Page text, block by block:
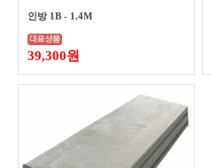
인방 1B - 1.4M
39,300원